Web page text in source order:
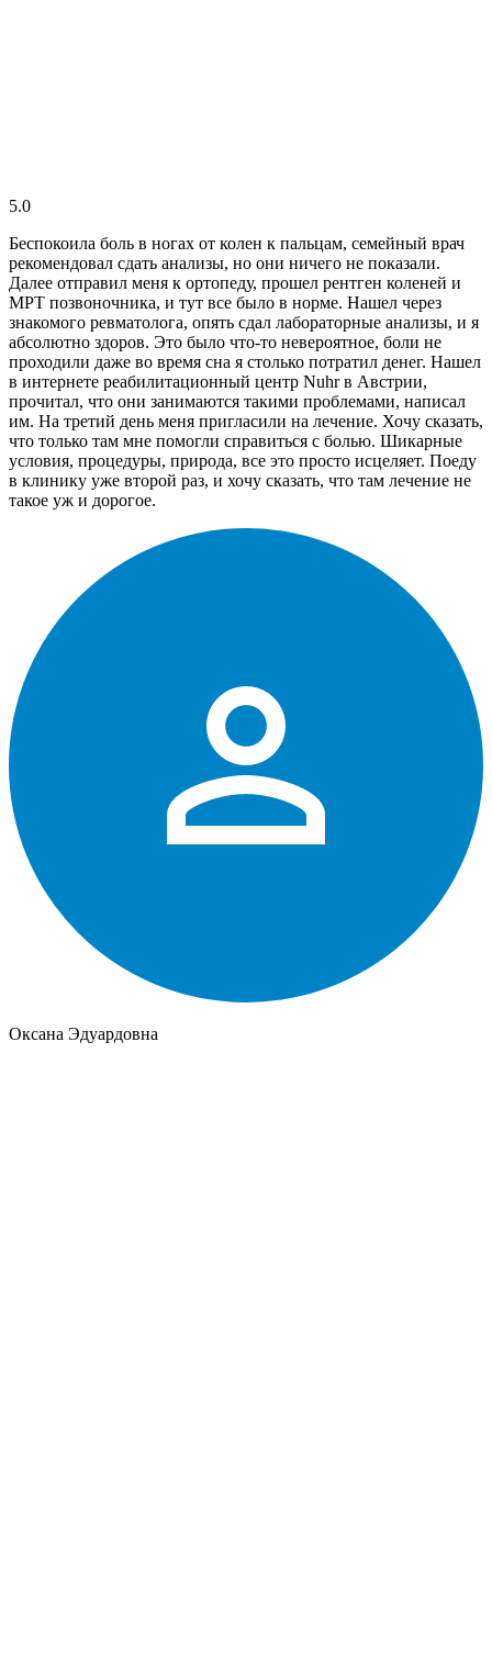
5.0
Беспокоила боль в ногах от колен к пальцам, семейный врач
рекомендовал сдать анализы, но они ничего не показали.
Далее отправил меня к ортопеду, прошел рентген коленей и
МРТ позвоночника, и тут все было в норме. Нашел через
знакомого ревматолога, опять сдал лабораторные анализы, и я
абсолютно здоров. Это было что-то невероятное, боли не
проходили даже во время сна я столько потратил денег. Нашел
в интернете реабилитационный центр Nuhr в Австрии,
прочитал, что они занимаются такими проблемами, написал
им. На третий день меня пригласили на лечение. Хочу сказать,
что только там мне помогли справиться с болью. Шикарные
условия, процедуры, природа, все это просто исцеляет. Поеду
в клинику уже второй раз, и хочу сказать, что там лечение не
такое уж и дорогое.
Оксана Эдуардовна